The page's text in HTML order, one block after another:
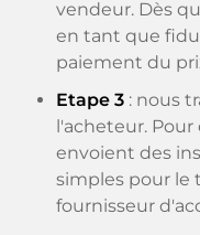
vendeur. Dès
en tant que
paiement du
Etape 3 : nous
l'acheteur. Pour
envoient des
simples pour le
fournisseur